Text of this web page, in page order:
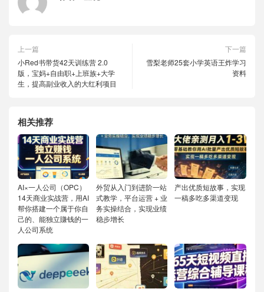
上一篇
小Red书带货42天训练营 2.0
版，宝妈+自由职+上班族+大学
生，提高副业收入的大红利项目
下一篇
雪梨老师25套小学英语王炸学习
资料
相关推荐
AI×一人公司（OPC）
14天商业实战营，用AI
帮你搭建一个属于你自
己的、能独立賺钱的一
人公司系统
外贸从入门到进阶一站
式教学，平台运营 + 业
务实操结合，实现业绩
稳步增长
产出优质短故事，实现
一稿多吃多渠道变现